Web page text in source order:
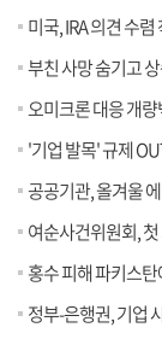
미국, IRA 의견 수
부친 사망 숨기고
오미크론 대응 개
'기업 발목' 규제
공공기관, 올겨울
여순사건위원회,
홍수 피해 파키스
정부-은행권, 기업